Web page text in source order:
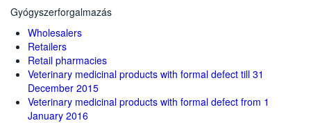
Gyógyszerforgalmazás
Wholesalers
Retailers
Retail pharmacies
Veterinary medicinal products with formal defect till 31
December 2015
Veterinary medicinal products with formal defect from 1
January 2016